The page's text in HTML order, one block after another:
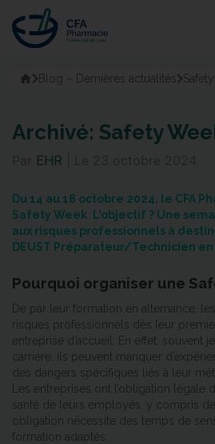
au
contenu
Accueil
Blog – Dernières actualités
Archivé: Safety
EHR
Du 14 au 18 octobre 2024, le CFA
Safety Week
L’objectif ? Une
aux risques professionnels à
DEUST Préparateur/Technicien
Pourquoi organiser une
De par leur formation en alternance,
risques professionnels dès leur
entreprise d’accueil. En effet, souvent
carrière, ils peuvent manquer
des dangers spécifiques liés à leur
Les entreprises ont l’obligation légale
santé de leurs employés, y compris
obligation nécessite des temps de
formation adaptés.